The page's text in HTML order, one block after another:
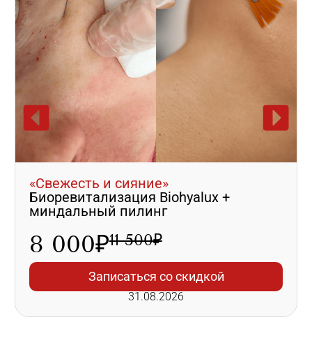
«Свежесть и сияние»
Биоревитализация Biohyalux +
миндальный пилинг
8 000₽11 500₽
Записаться со скидкой
31.08.2026